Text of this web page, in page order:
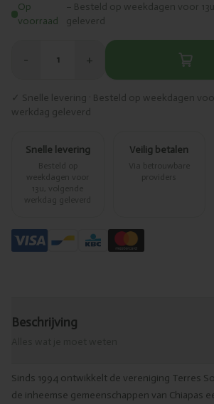
Op
voorraad
– Besteld op weekdagen voor
geleverd
− 1 +
✓ Snelle levering · Besteld op weekdagen
werkdag geleverd
Snelle levering
Besteld op
weekdagen voor
13u, volgende
werkdag geleverd
Veilig betalen
Via betrouwbare
providers
Beschrijving
Sinds 1994 ontwikkelt de vereniging Terres
de inheemse gemeenschappen van Chiapas